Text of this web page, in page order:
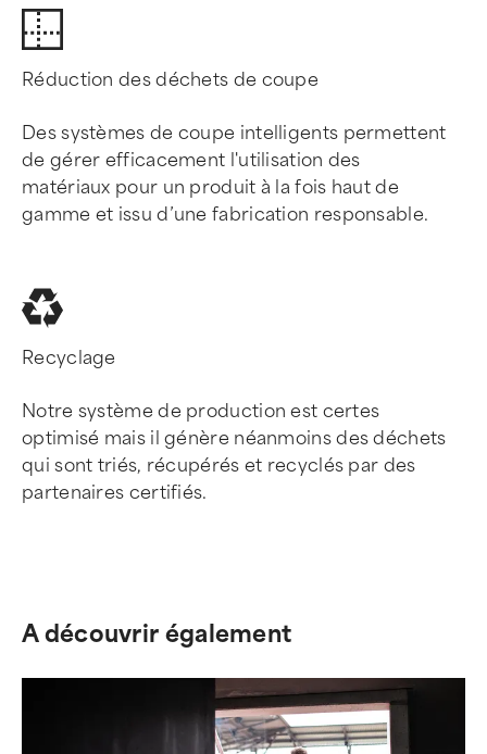
Réduction des déchets de coupe
Des systèmes de coupe intelligents permettent
de gérer efficacement l'utilisation des
matériaux pour un produit à la fois haut de
gamme et issu d’une fabrication responsable.
Recyclage
Notre système de production est certes
optimisé mais il génère néanmoins des déchets
qui sont triés, récupérés et recyclés par des
partenaires certifiés.
A découvrir également